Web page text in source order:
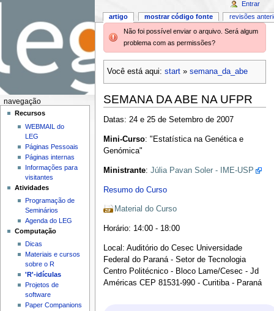
Não foi possível enviar o arquivo. Será algum
problema com as permissões?
Você está aqui: start» semana_da_abe
SEMANA DA ABE NA UFPR
Datas: 24 e 25 de Setembro de 2007
Mini-Curso: "Estatística na Genética e
Genómica"
Ministrante: Júlia Pavan Soler - IME-USP
Resumo do Curso
Material do Curso
Horário: 14:00 - 18:00
Local: Auditório do Cesec Universidade
Federal do Paraná - Setor de Tecnologia
Centro Politécnico - Bloco Lame/Cesec - Jd
Américas CEP 81531-990 - Curitiba - Paraná
artigo mostrar código fonte revisões
Entrar
navegação
Recursos
WEBMAIL do
LEG
Páginas Pessoais
Páginas internas
Informações para
visitantes
Atividades
Programação de
Seminários
Agenda do LEG
Computação
Dicas
Materiais e cursos
sobre o R
'R'-idículas
Projetos de
software
Paper Companions